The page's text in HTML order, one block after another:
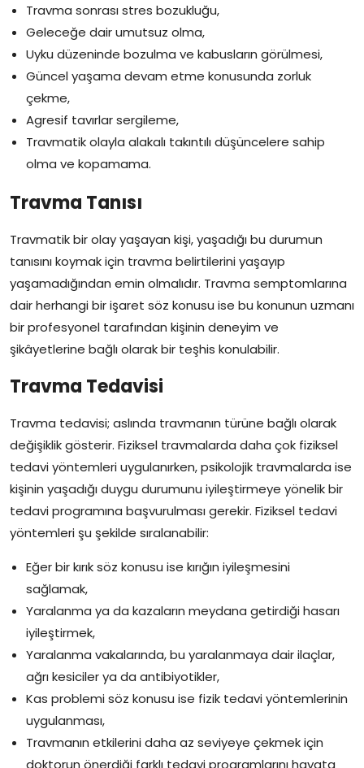
Travma sonrası stres bozukluğu,
Geleceğe dair umutsuz olma,
Uyku düzeninde bozulma ve kabusların görülmesi,
Güncel yaşama devam etme konusunda zorluk
çekme,
Agresif tavırlar sergileme,
Travmatik olayla alakalı takıntılı düşüncelere sahip
olma ve kopamama.
Travma Tanısı
Travmatik bir olay yaşayan kişi, yaşadığı bu durumun
tanısını koymak için travma belirtilerini yaşayıp
yaşamadığından emin olmalıdır. Travma semptomlarına
dair herhangi bir işaret söz konusu ise bu konunun uzmanı
bir profesyonel tarafından kişinin deneyim ve
şikâyetlerine bağlı olarak bir teşhis konulabilir.
Travma Tedavisi
Travma tedavisi; aslında travmanın türüne bağlı olarak
değişiklik gösterir. Fiziksel travmalarda daha çok fiziksel
tedavi yöntemleri uygulanırken, psikolojik travmalarda ise
kişinin yaşadığı duygu durumunu iyileştirmeye yönelik bir
tedavi programına başvurulması gerekir. Fiziksel tedavi
yöntemleri şu şekilde sıralanabilir:
Eğer bir kırık söz konusu ise kırığın iyileşmesini
sağlamak,
Yaralanma ya da kazaların meydana getirdiği hasarı
iyileştirmek,
Yaralanma vakalarında, bu yaralanmaya dair ilaçlar,
ağrı kesiciler ya da antibiyotikler,
Kas problemi söz konusu ise fizik tedavi yöntemlerinin
uygulanması,
Travmanın etkilerini daha az seviyeye çekmek için
doktorun önerdiği farklı tedavi programlarını hayata